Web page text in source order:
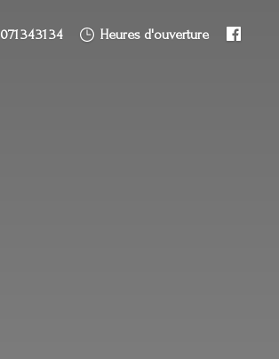
071 34 31 34 Heures d'ouverture